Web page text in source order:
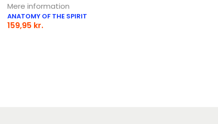
Mere information
ANATOMY OF THE SPIRIT
159,95 kr.